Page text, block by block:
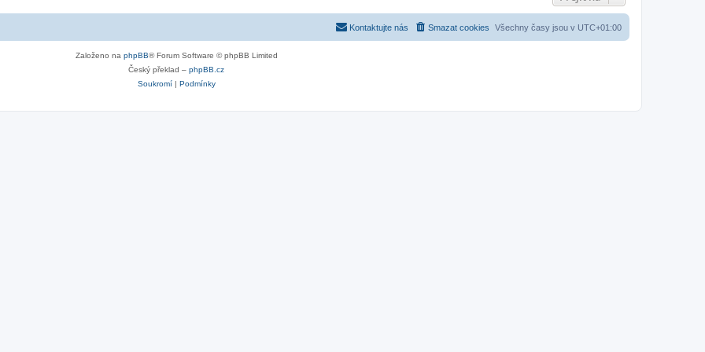
Všechny časy jsou v UTC+01:00
Smazat cookies
Kontaktujte nás
Založeno na phpBB® Forum Software © phpBB Limited
Český překlad – phpBB.cz
Soukromí| Podmínky